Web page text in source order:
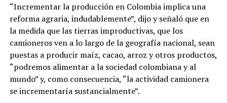
“Incrementar la producción en Colombia implica una
reforma agraria, indudablemente”, dijo y señaló que en
la medida que las tierras improductivas, que los
camioneros ven a lo largo de la geografía nacional, sean
puestas a producir maíz, cacao, arroz y otros productos,
“podremos alimentar a la sociedad colombiana y al
mundo” y, como consecuencia, “la actividad camionera
se incrementaría sustancialmente”.